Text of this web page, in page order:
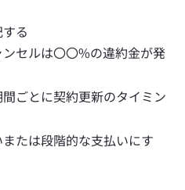
る
ンセルは〇〇%の違約金が発
ごとに契約更新のタイミン
たは段階的な支払いにす